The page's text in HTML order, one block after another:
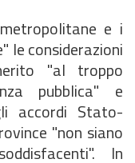
e i
le considerazioni
"al troppo
pubblica" e
accordi Stato-
"non siano
In